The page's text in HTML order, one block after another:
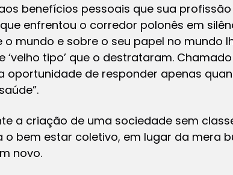
benefícios pessoais que sua
enfrentou o corredor polonês em
mundo e sobre o seu papel no mundo
tipo’ que o destrataram.
oportunidade de responder apenas
a criação de uma sociedade sem
bem estar coletivo, em lugar da mera
novo.